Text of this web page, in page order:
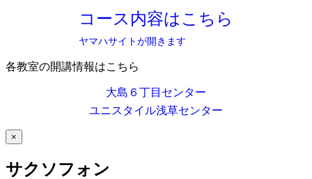
コース内容はこちら
ヤマハサイトが開きます
各教室の開講情報はこちら
大島６丁目センター
ユニスタイル浅草センター
×
サクソフォン